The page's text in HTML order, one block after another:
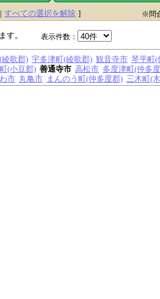
| すべての選択を解除 ] ※問
す。 表示件数：
歌郡) 宇多津町(綾歌郡) 観音寺市 琴平町(
(小豆郡) 善通寺市 高松市 多度津町(仲多
市 丸亀市 まんのう町(仲多度郡) 三木町(